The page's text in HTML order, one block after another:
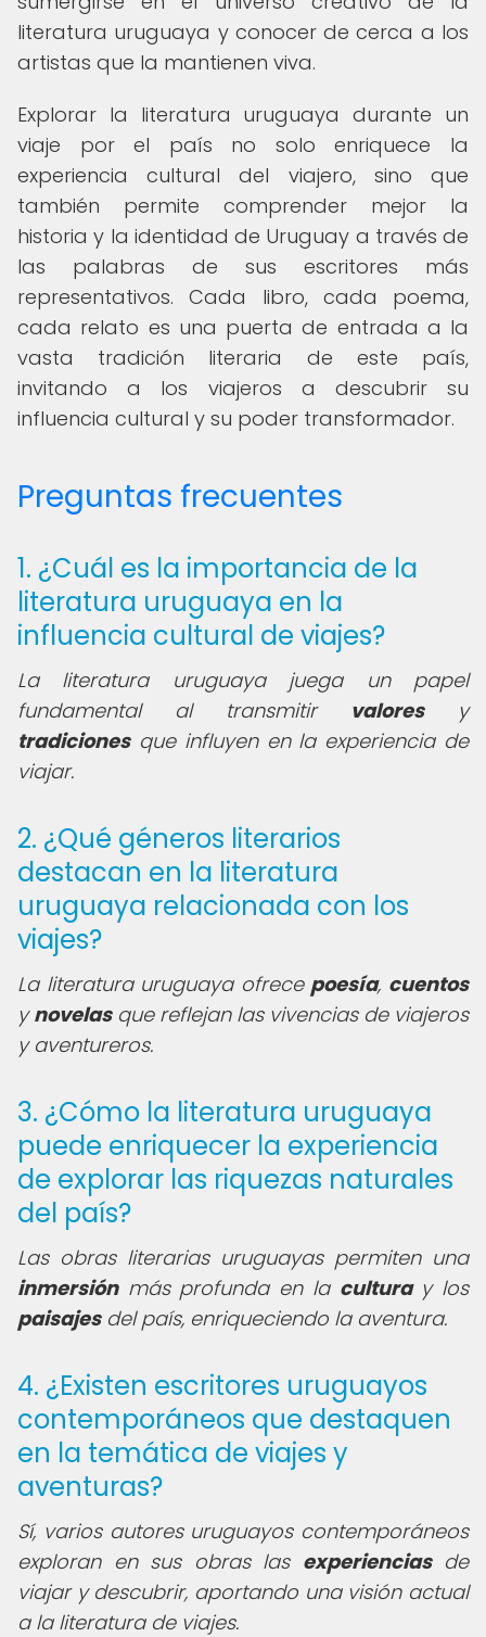
literatura uruguaya y conocer de cerca a los
artistas que la mantienen viva.
Explorar la literatura uruguaya durante un
viaje por el país no solo enriquece la
experiencia cultural del viajero, sino que
también permite comprender mejor la
historia y la identidad de Uruguay a través de
las palabras de sus escritores más
representativos. Cada libro, cada poema,
cada relato es una puerta de entrada a la
vasta tradición literaria de este país,
invitando a los viajeros a descubrir su
influencia cultural y su poder transformador.
Preguntas frecuentes
1. ¿Cuál es la importancia de la
literatura uruguaya en la
influencia cultural de viajes?
La literatura uruguaya juega un papel
fundamental al transmitir valoresy
tradicionesque influyen en la experiencia de
viajar.
2. ¿Qué géneros literarios
destacan en la literatura
uruguaya relacionada con los
viajes?
La literatura uruguaya ofrece poesía, cuentos
ynovelasque reflejan las vivencias de viajeros
y aventureros.
3. ¿Cómo la literatura uruguaya
puede enriquecer la experiencia
de explorar las riquezas naturales
del país?
Las obras literarias uruguayas permiten una
inmersiónmás profunda en la culturay los
paisajesdel país, enriqueciendo la aventura.
4. ¿Existen escritores uruguayos
contemporáneos que destaquen
en la temática de viajes y
aventuras?
Sí, varios autores uruguayos contemporáneos
exploran en sus obras las experienciasde
viajar y descubrir, aportando una visión actual
a la literatura de viajes.